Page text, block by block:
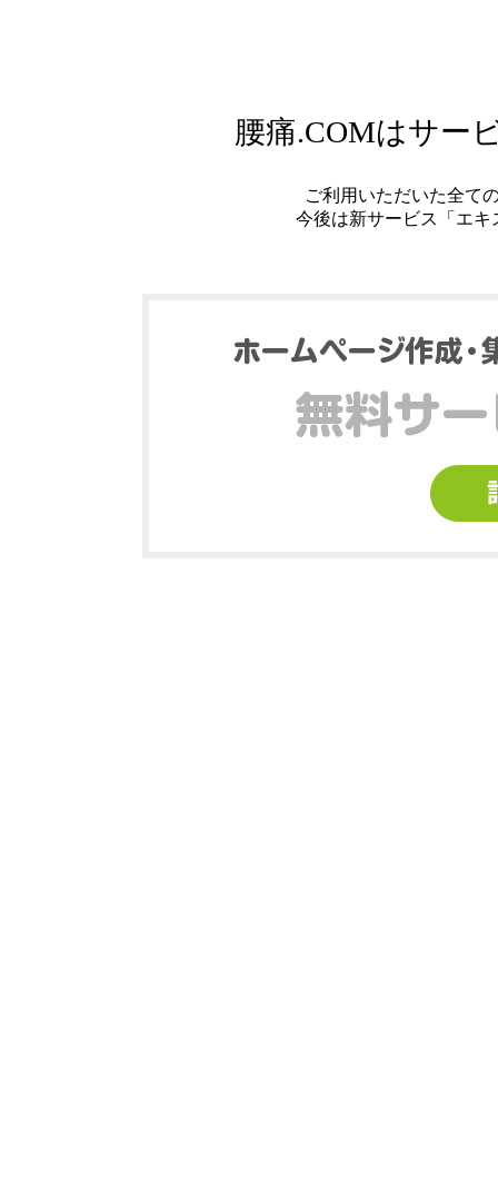
腰痛.COMはサー
ご利用いただいた全て
今後は新サービス「エ